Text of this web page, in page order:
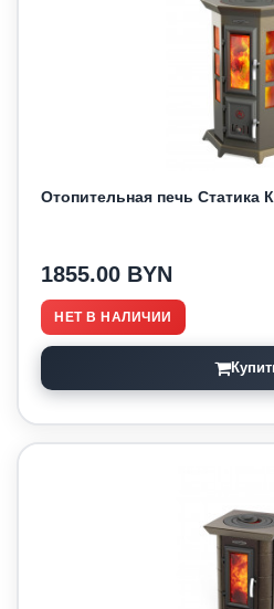
Отопительная печь Статика
1855.00 BYN
НЕТ В НАЛИЧИИ